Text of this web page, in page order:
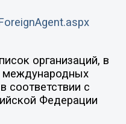
организаций, в
международных
соответствии с
Федерации